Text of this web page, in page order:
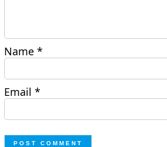
Name*
Email*